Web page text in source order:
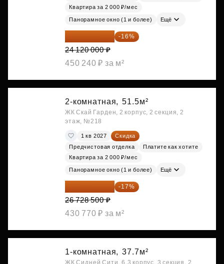
Квартира за 2 000 ₽/мес
Панорамное окно (1 и более) Ещё
20 260 800 ₽ -16%
24 120 000 ₽
450 240 ₽ за м²
2-комнатная, 51.5м²
ЖК Скай Гарден, 2 корпус, 2 секция, 2
этаж, №218
1 кв 2027
Скидка
Предчистовая отделка
Платите как хотите
Квартира за 2 000 ₽/мес
Панорамное окно (1 и более) Ещё
22 184 655 ₽ -17%
26 728 500 ₽
430 770 ₽ за м²
1-комнатная, 37.7м²
ЖК Сидней Сити, 6.3 корпус, 3 секция, 2